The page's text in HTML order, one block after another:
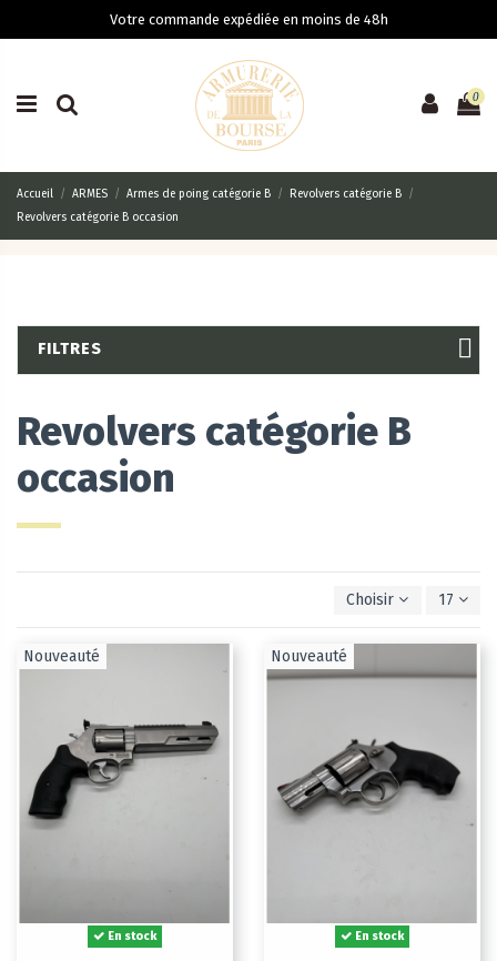
Votre commande expédiée en moins de 48h
0
Accueil ARMES Armes de poing catégorie B
Revolvers catégorie B
Revolvers catégorie B occasion
Revolvers catégorie B
occasion
Choisir 17
Nouveauté
En stock
Nouveauté
En stock
FILTRES